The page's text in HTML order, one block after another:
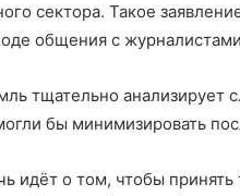
сектора. Такое
общения с
тщательно анализирует
бы минимизировать
идёт о том, чтобы